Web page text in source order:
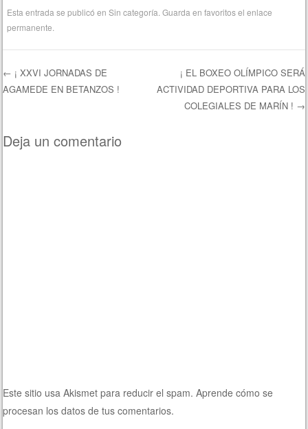
Esta entrada se publicó enSin categoría. Guarda en favoritos elenlace
permanente.
Navegación de entradas
← ¡ XXVI JORNADAS DE
AGAMEDE EN BETANZOS !
¡ EL BOXEO OLÍMPICO SERÁ
ACTIVIDAD DEPORTIVA PARA LOS
COLEGIALES DE MARÍN ! →
Deja un comentario
Este sitio usa Akismet para reducir el spam.Aprende cómo se
procesan los datos de tus comentarios.